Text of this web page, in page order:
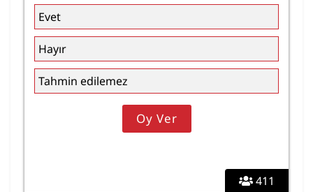
411
Evet
Hayır
Tahmin edilemez